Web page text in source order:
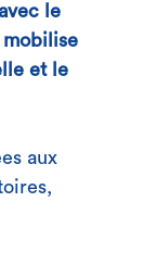
le
mobilise
et le
aux